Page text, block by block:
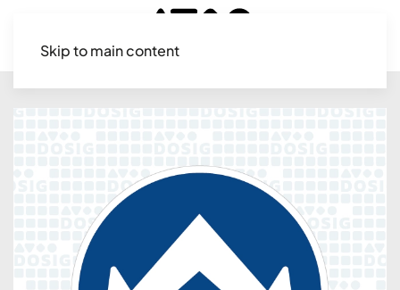
Skip to main content